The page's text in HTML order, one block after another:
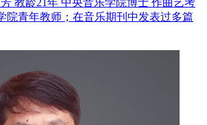
教龄21年 中央音乐学院博士 作曲艺考
院青年教师；在音乐期刊中发表过多篇